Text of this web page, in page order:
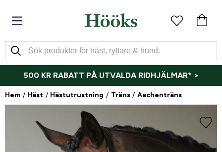
500 KR RABATT PÅ UTVALDA RIDHJÄLMAR* >
Hem Häst Hästutrustning Träns Aachenträns